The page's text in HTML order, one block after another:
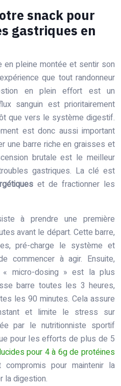
snack pour
gastriques en
en pleine montée et sentir son
que tout randonneur
en plein effort est un
sanguin est prioritairement
que vers le système digestif.
est donc aussi important
une barre riche en graisses et
brutale est le meilleur
gastriques. La clé est
et de fractionner les
à prendre une première
avant le départ. Cette barre,
pré-charge le système et
commencer à agir. Ensuite,
« micro-dosing » est la plus
barre toutes les 3 heures,
les 90 minutes. Cela assure
et limite le stress sur
par le nutritionniste sportif
pour les efforts de plus de 5
pour 4 à 6g de protéines
pour maintenir la
la digestion.